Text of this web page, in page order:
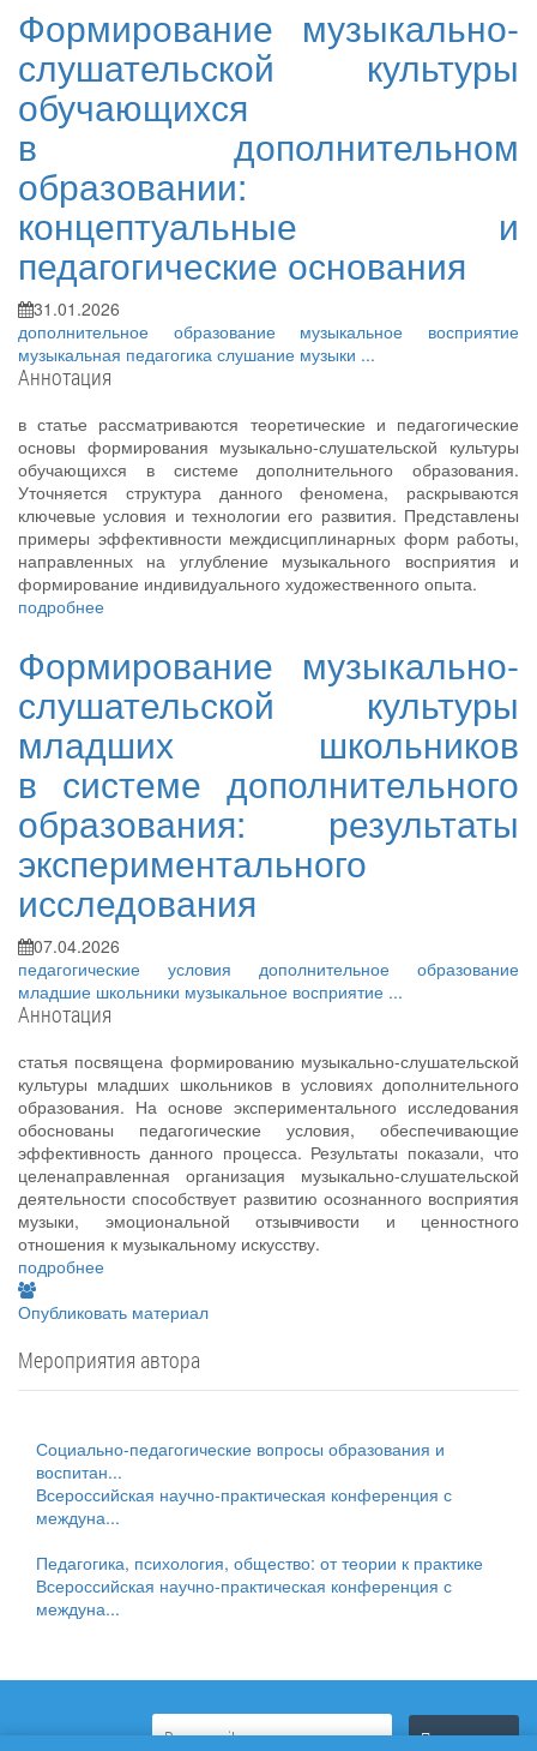
Формирование музыкально-
слушательской культуры
обучающихся
в дополнительном
образовании:
концептуальные и
педагогические основания
31.01.2026
дополнительное образование музыкальное восприятие
музыкальная педагогика слушание музыки ...
Аннотация
в статье рассматриваются теоретические и педагогические
основы формирования музыкально-слушательской культуры
обучающихся в системе дополнительного образования.
Уточняется структура данного феномена, раскрываются
ключевые условия и технологии его развития. Представлены
примеры эффективности междисциплинарных форм работы,
направленных на углубление музыкального восприятия и
формирование индивидуального художественного опыта.
подробнее
Формирование музыкально-
слушательской культуры
младших школьников
в системе дополнительного
образования: результаты
экспериментального
исследования
07.04.2026
педагогические условия дополнительное образование
младшие школьники музыкальное восприятие ...
Аннотация
статья посвящена формированию музыкально-слушательской
культуры младших школьников в условиях дополнительного
образования. На основе экспериментального исследования
обоснованы педагогические условия, обеспечивающие
эффективность данного процесса. Результаты показали, что
целенаправленная организация музыкально-слушательской
деятельности способствует развитию осознанного восприятия
музыки, эмоциональной отзывчивости и ценностного
отношения к музыкальному искусству.
подробнее
Опубликовать материал
Мероприятия автора
Социально-педагогические вопросы образования и
воспитан...
Всероссийская научно-практическая конференция с
междуна...
Педагогика, психология, общество: от теории к практике
Всероссийская научно-практическая конференция с
междуна...